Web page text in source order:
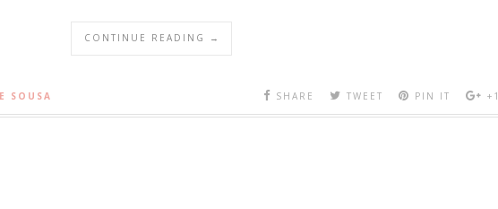
CONTINUE READING →
SOUSA SHARE TWEET PIN IT +1